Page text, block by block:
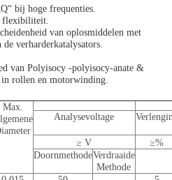
bij hoge frequenties.
flexibiliteit.
van oplosmiddelen met
de verharderkatalysators.
van Polyisocy -polyisocy-anate &
rollen en motorwinding.
Max.
Analysevoltage
≥ V
≥%
DoornmethodeVerdraaide
Methode